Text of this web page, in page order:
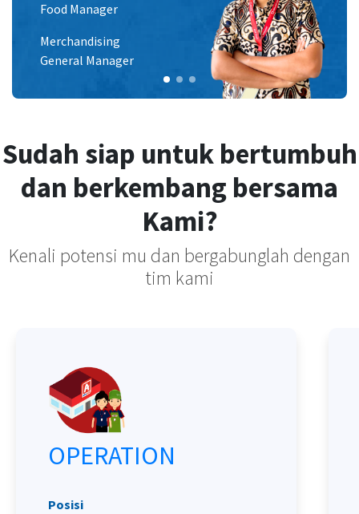
Food Manager
Merchandising
General Manager
Sudah siap untuk bertumbuh
dan berkembang bersama
Kami?
Kenali potensi mu dan bergabunglah dengan
tim kami
OPERATION
Posisi